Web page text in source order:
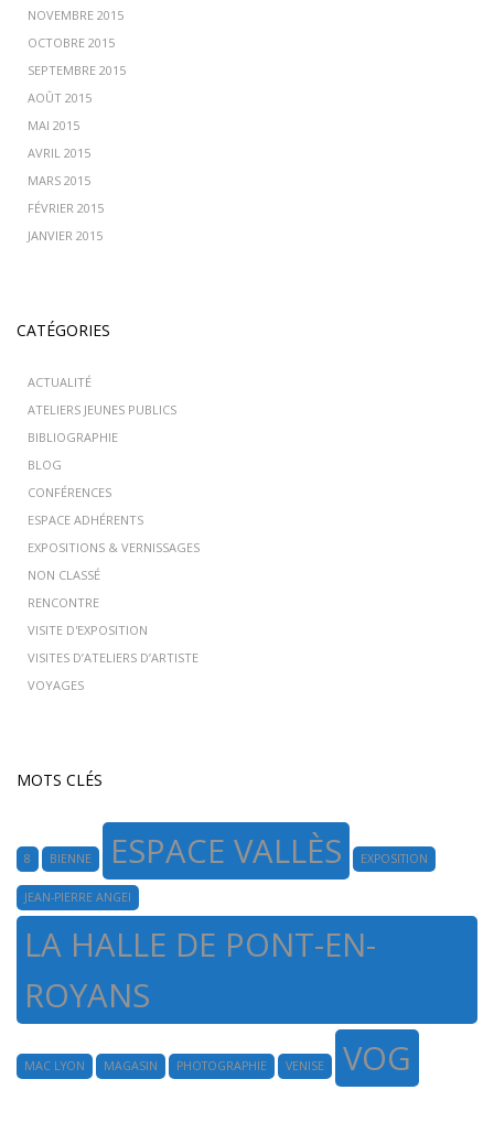
NOVEMBRE 2015
OCTOBRE 2015
SEPTEMBRE 2015
AOÛT 2015
MAI 2015
AVRIL 2015
MARS 2015
FÉVRIER 2015
JANVIER 2015
CATÉGORIES
ACTUALITÉ
ATELIERS JEUNES PUBLICS
BIBLIOGRAPHIE
BLOG
CONFÉRENCES
ESPACE ADHÉRENTS
EXPOSITIONS & VERNISSAGES
NON CLASSÉ
RENCONTRE
VISITE D'EXPOSITION
VISITES D’ATELIERS D’ARTISTE
VOYAGES
MOTS CLÉS
8 BIENNE ESPACE VALLÈS EXPOSITION
JEAN-PIERRE ANGEI
LA HALLE DE PONT-EN-
ROYANS
MAC LYON MAGASIN PHOTOGRAPHIE VENISE VOG